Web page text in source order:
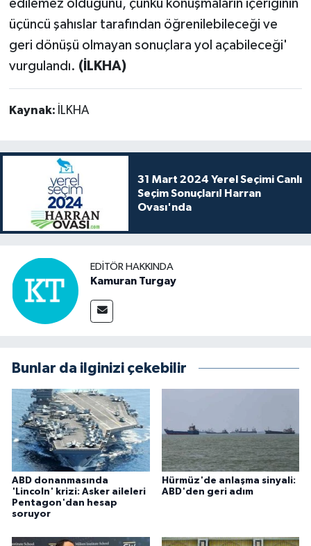
edilemez olduğunu, çünkü konuşmaların içeriğinin
üçüncü şahıslar tarafından öğrenilebileceği ve
geri dönüşü olmayan sonuçlara yol açabileceği'
vurgulandı. (İLKHA)
Kaynak: İLKHA
31 Mart 2024 Yerel Seçimi Canlı
Seçim Sonuçları! Harran
Ovası'nda
EDITÖR HAKKINDA
Kamuran Turgay
Bunlar da ilginizi çekebilir
ABD donanmasında
'Lincoln' krizi: Asker aileleri
Pentagon'dan hesap
soruyor
Hürmüz'de anlaşma sinyali:
ABD'den geri adım